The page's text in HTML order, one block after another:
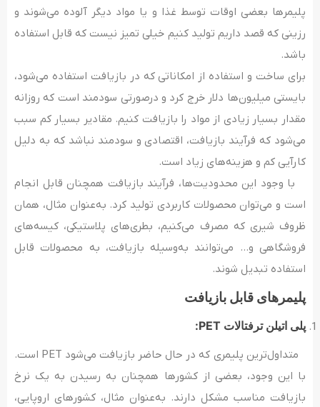
پلیمرها بعضی اوقات توسط غذا و یا مواد دیگر آلوده می‌شوند و
رزینی که قصد داریم تولید کنیم خیلی تمیز نیست که قابل استفاده
باشد.
برای ساخت و استفاده از امکاناتی که در بازیافت استفاده می‌شود،
بایستی میلیون‌ها دلار خرج ‌کرد و درصورتی سودمند است که روزانه
مقدار بسیار زیادی از مواد را بازیافت کنیم. مقادیر بسیار کم سبب
می‌شود که فرآیند بازیافت، اقتصادی و سودمند نباشد که به ‌دلیل
کارآیی کم و هزینه‌‌های زیاد است.
با وجود این محدودیت‌ها، فرآیند بازیافت همچنان قابل انجام
است و می‌توان محصولات کاربردی تولید کرد. به‌عنوان مثال، همان
ظروف شیری که مصرف می‌کنیم، بطری‌های پلاستیکی، کیسه­‌های
فروشگاهی و… می‌توانند به‌وسیله بازیافت، به محصولات قابل‌
استفاده تبدیل شوند.
پلیمرهای قابل بازیافت
پلی اتیلن ترفتالات PET:
متداول‌ترین پلیمری که در حال حاضر بازیافت می‌شود PET است.
با این‌ وجود، بعضی از کشورها همچنان به رسیدن به یک نرخ
بازیافت مناسب مشکل دارند. به‌عنوان مثال، کشورهای اروپایی،